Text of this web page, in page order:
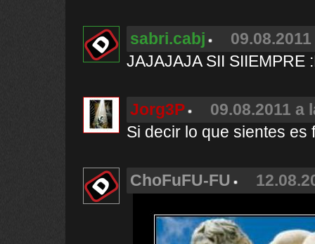
sabri.cabj
JAJAJAJA SII SIIEMPRE
Jorg3P
09.08.2011 a
Si decir lo que sientes es
ChoFuFU-FU